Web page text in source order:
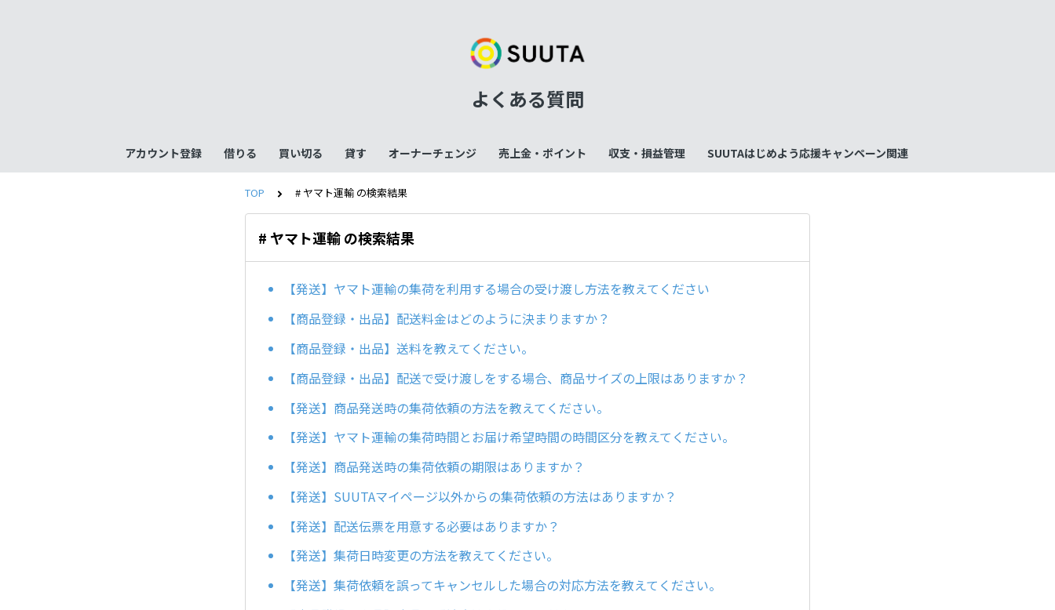
よくある質問
アカウント登録 借りる 買い切る 貸す オーナーチェンジ 売上金・ポイント 収支・損益管理 SUUTAはじめよう応援キャンペーン関連
る
TOP # ヤマト運輸 の検索結果
# ヤマト運輸 の検索結果
【発送】ヤマト運輸の集荷を利用する場合の受け渡し方法を教えてください
【商品登録・出品】配送料金はどのように決まりますか？
【商品登録・出品】送料を教えてください。
【商品登録・出品】配送で受け渡しをする場合、商品サイズの上限はありますか？
【発送】商品発送時の集荷依頼の方法を教えてください。
【発送】ヤマト運輸の集荷時間とお届け希望時間の時間区分を教えてください。
【発送】商品発送時の集荷依頼の期限はありますか？
【発送】SUUTAマイページ以外からの集荷依頼の方法はありますか？
【発送】配送伝票を用意する必要はありますか？
【発送】集荷日時変更の方法を教えてください。
【発送】集荷依頼を誤ってキャンセルした場合の対応方法を教えてください。